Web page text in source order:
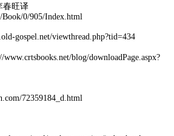
春旺译
0/905/Index.html
gospel.net/viewthread.php?tid=434
blog/downloadPage.aspx?
72359184_d.html